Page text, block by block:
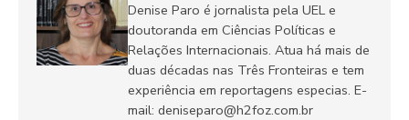
Denise Paro é jornalista pela UEL e
doutoranda em Ciências Políticas e
Relações Internacionais. Atua há mais de
duas décadas nas Três Fronteiras e tem
experiência em reportagens especias. E-
mail: deniseparo@h2foz.com.br